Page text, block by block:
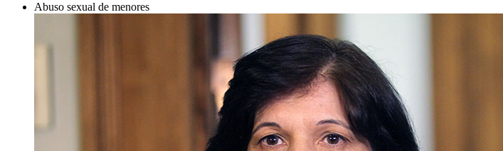
Abuso sexual de menores